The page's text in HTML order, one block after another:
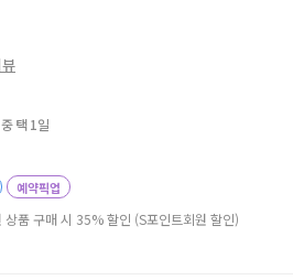
택 1일
예약픽업
상품 구매 시 35% 할인 (S포인트회원 할인)